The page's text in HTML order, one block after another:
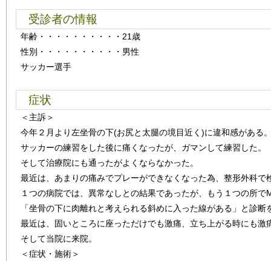
受診者の情報
年齢 ・・・・・・・・・・ 21歳
性別 ・・・・・・・・・・ 男性
サッカー選手
症状
＜主訴＞
今年２月より左坐骨の下(お尻と太腿の境目近く)に違和感がある
サッカーの練習をした後に痛くなったが、ガマンして練習した。
そして治療院にも通ったがよくならなかった。
最近は、あまりの痛みでプレーができなくなった為、整形外科で
１つの病院では、異常なしとの結果であったが、もう１つの所で
「坐骨の下に肉離れと考えられる斜めに入った線がある」と診断
最近は、固いところに座っただけでも激痛、立ち上がる時にも激
そして当院に来院。
＜症状・施術＞